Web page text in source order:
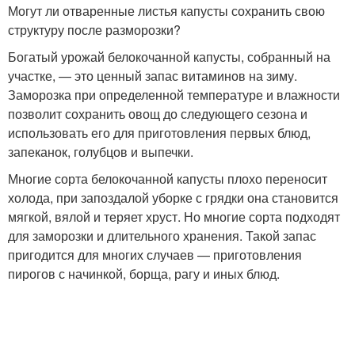
Могут ли отваренные листья капусты сохранить свою
структуру после разморозки?
Богатый урожай белокочанной капусты, собранный на
участке, — это ценный запас витаминов на зиму.
Заморозка при определенной температуре и влажности
позволит сохранить овощ до следующего сезона и
использовать его для приготовления первых блюд,
запеканок, голубцов и выпечки.
Многие сорта белокочанной капусты плохо переносит
холода, при запоздалой уборке с грядки она становится
мягкой, вялой и теряет хруст. Но многие сорта подходят
для заморозки и длительного хранения. Такой запас
пригодится для многих случаев — приготовления
пирогов с начинкой, борща, рагу и иных блюд.